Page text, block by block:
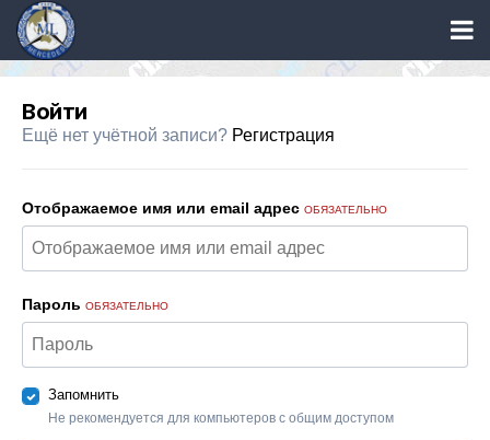
Войти
Ещё нет учётной записи? Регистрация
Отображаемое имя или email адрес ОБЯЗАТЕЛЬНО
Пароль ОБЯЗАТЕЛЬНО
Запомнить
Не рекомендуется для компьютеров с общим доступом